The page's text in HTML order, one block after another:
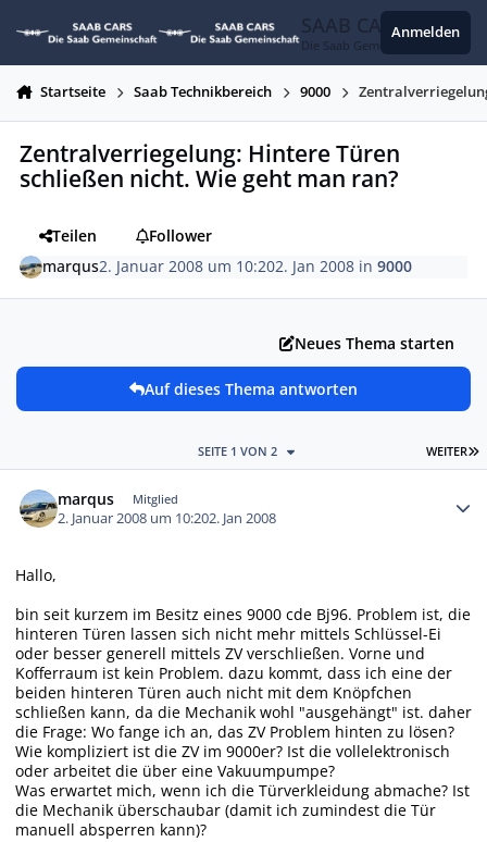
SAAB CARS
Die Saab Gemeinschaft
Anmelden
Startseite Saab Technikbereich 9000
Zentralverriegelung: Hintere Türen
schließen nicht. Wie geht man ran?
Teilen
Follower
marqus2. Januar 2008 um 10:202. Jan 2008 in9000
Neues Thema starten
Auf dieses Thema antworten
WEITER
SEITE 1 VON 2
marqus Mitglied
2. Januar 2008 um 10:202. Jan 2008
Hallo,
bin seit kurzem im Besitz eines 9000 cde Bj96. Problem ist, die
hinteren Türen lassen sich nicht mehr mittels Schlüssel-Ei
oder besser generell mittels ZV verschließen. Vorne und
Kofferraum ist kein Problem. dazu kommt, dass ich eine der
beiden hinteren Türen auch nicht mit dem Knöpfchen
schließen kann, da die Mechanik wohl "ausgehängt" ist. daher
die Frage: Wo fange ich an, das ZV Problem hinten zu lösen?
Wie kompliziert ist die ZV im 9000er? Ist die vollelektronisch
oder arbeitet die über eine Vakuumpumpe?
Was erwartet mich, wenn ich die Türverkleidung abmache? Ist
die Mechanik überschaubar (damit ich zumindest die Tür
manuell absperren kann)?